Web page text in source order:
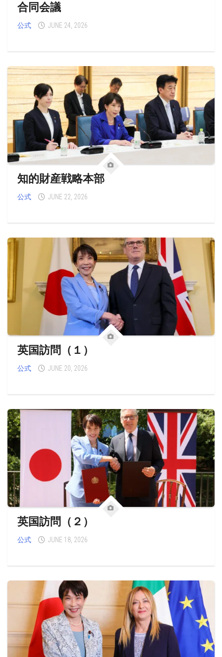
合同会議
公式 JUNE 24, 2026
知的財産戦略本部
公式 JUNE 22, 2026
英国訪問（１）
公式 JUNE 20, 2026
英国訪問（２）
公式 JUNE 18, 2026